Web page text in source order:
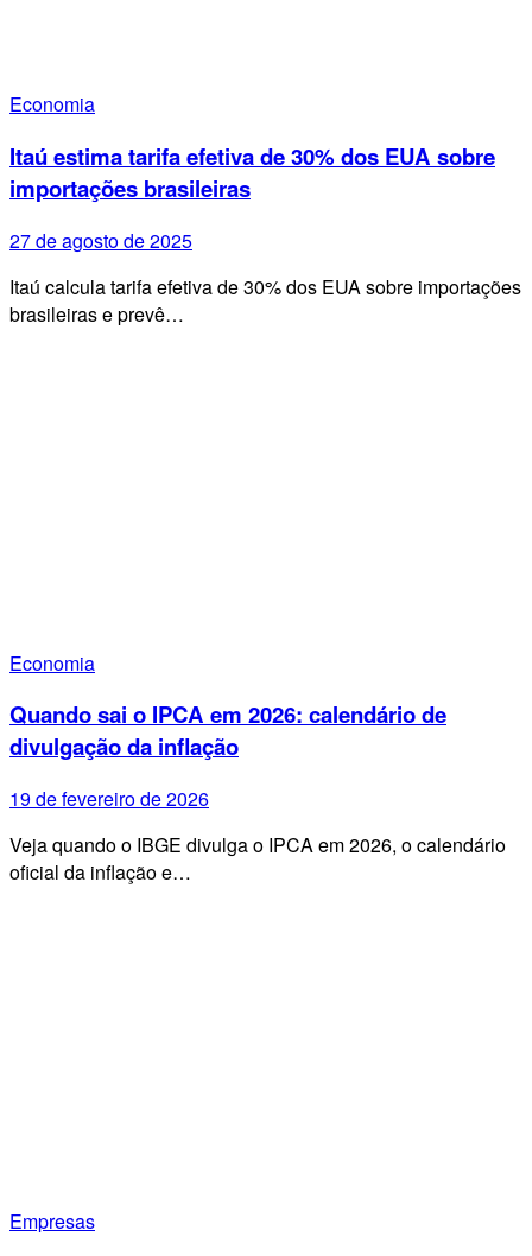
Economia
Itaú estima tarifa efetiva de 30% dos EUA sobre
importações brasileiras
27 de agosto de 2025
Itaú calcula tarifa efetiva de 30% dos EUA sobre importações
brasileiras e prevê…
Economia
Quando sai o IPCA em 2026: calendário de
divulgação da inflação
19 de fevereiro de 2026
Veja quando o IBGE divulga o IPCA em 2026, o calendário
oficial da inflação e…
Empresas